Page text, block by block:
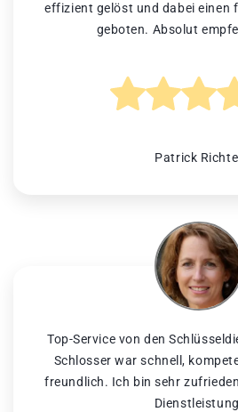
effizient gelöst und dabei einen
geboten. Absolut
Patrick
Top-Service von den
Schlosser war schnell,
freundlich. Ich bin sehr